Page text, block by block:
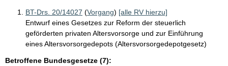
BT-Drs. 20/14027 (Vorgang) [alle RV hierzu]
Entwurf eines Gesetzes zur Reform der steuerlich
geförderten privaten Altersvorsorge und zur Einführung
eines Altersvorsorgedepots (Altersvorsorgedepotgesetz)
Betroffene Bundesgesetze (7):